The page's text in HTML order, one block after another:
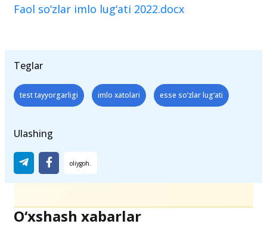
Faol so‘zlar imlo lug‘ati 2022.docx
Teglar
test tayyorgarligi imlo xatolari esse so‘zlar lug‘ati
Ulashing
O‘xshash xabarlar